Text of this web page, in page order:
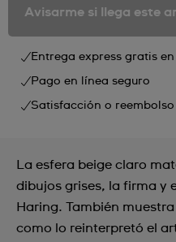
Avisarme si llega este
Entrega express gratis
Pago en línea seguro
Satisfacción o reembolso
La esfera beige claro
dibujos grises, la firma y
Haring. También
como lo reinterpretó el